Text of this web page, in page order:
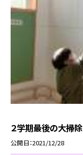
２学期最後の大掃除
公開日 2021/12/28